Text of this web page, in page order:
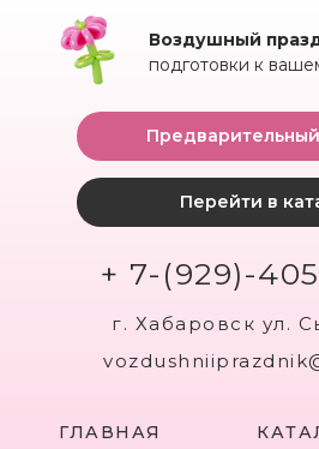
Воздушный
подготовки к
ГЛАВНАЯ
Перейти в
+ 7-(929)-
г. Хабаровск ул.